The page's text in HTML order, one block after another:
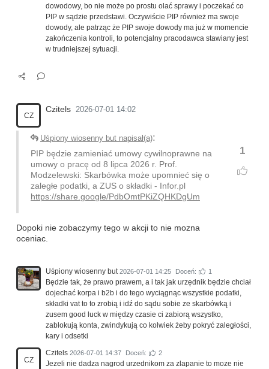
dowodowy, bo nie może po prostu olać sprawy i poczekać co
PIP w sądzie przedstawi. Oczywiście PIP również ma swoje
dowody, ale patrząc że PIP swoje dowody ma już w momencie
zakończenia kontroli, to potencjalny pracodawca stawiany jest
w trudniejszej sytuacji.
CZ
Czitels 2026-07-01 14:02
1
Uśpiony wiosenny but napisał(a):
PIP będzie zamieniać umowy cywilnoprawne na
umowy o pracę od 8 lipca 2026 r. Prof.
Modzelewski: Skarbówka może upomnieć się o
zaległe podatki, a ZUS o składki - Infor.pl
https://share.google/PdbOmtPKiZQHKDgUm
Dopoki nie zobaczymy tego w akcji to nie mozna
oceniac.
Uśpiony wiosenny but 2026-07-01 14:25 Doceń: 1
Będzie tak, że prawo prawem, a i tak jak urzędnik będzie chciał
dojechać korpa i b2b i do tego wyciągnąc wszystkie podatki,
składki vat to to zrobią i idź do sądu sobie ze skarbówką i
zusem good luck w między czasie ci zabiorą wszystko,
zablokują konta, zwindykują co kolwiek żeby pokryć zaległości,
kary i odsetki
CZ
Czitels 2026-07-01 14:37 Doceń: 2
Jezeli nie dadza nagrod urzednikom za zlapanie to moze nie